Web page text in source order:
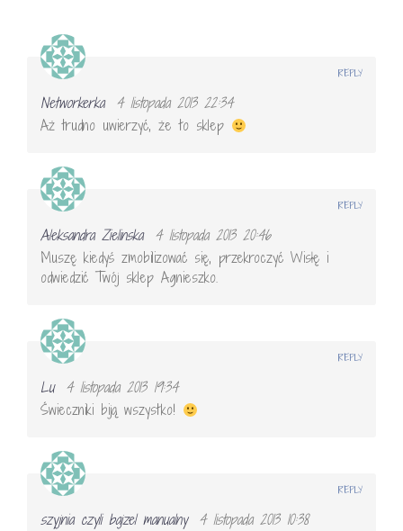
Networkerka
4 listopada 2013 22:34
Aż trudno uwierzyć, że to sklep
REPLY
Aleksandra Zielinska
4 listopada 2013 20:46
Muszę kiedyś zmobilizować się, przekroczyć Wisłę i
odwiedzić Twój sklep Agnieszko.
REPLY
Lu
4 listopada 2013 19:34
Świeczniki biją wszystko!
REPLY
szyjnia czyli bajzel manualny
4 listopada 2013 10:38
REPLY